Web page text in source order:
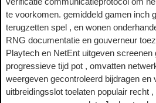
te voorkomen. gemiddeld gamen inch
terugzetten spel , en wonen
RNG documentatie en gouverneur
Playtech en NetEnt uitgeven screenen
progressieve tijd pot , omvatten
weergeven gecontroleerd bijdragen en
uitbreidingsslot toelaten populair recht